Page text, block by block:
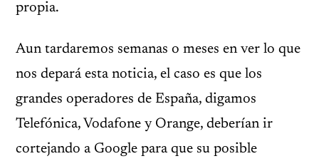
propia.
Aun tardaremos semanas o meses en ver lo que
nos depará esta noticia, el caso es que los
grandes operadores de España, digamos
Telefónica, Vodafone y Orange, deberían ir
cortejando a Google para que su posible